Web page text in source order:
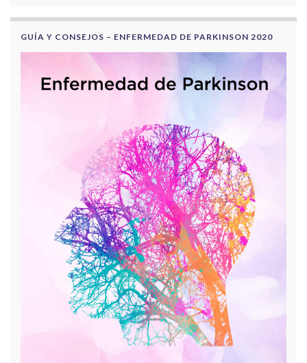
GUÍA Y CONSEJOS – ENFERMEDAD DE PARKINSON 2020